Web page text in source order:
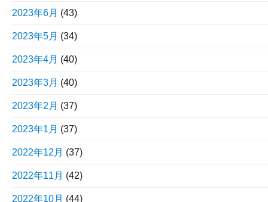
2023年6月 (43)
2023年5月 (34)
2023年4月 (40)
2023年3月 (40)
2023年2月 (37)
2023年1月 (37)
2022年12月 (37)
2022年11月 (42)
2022年10月 (44)